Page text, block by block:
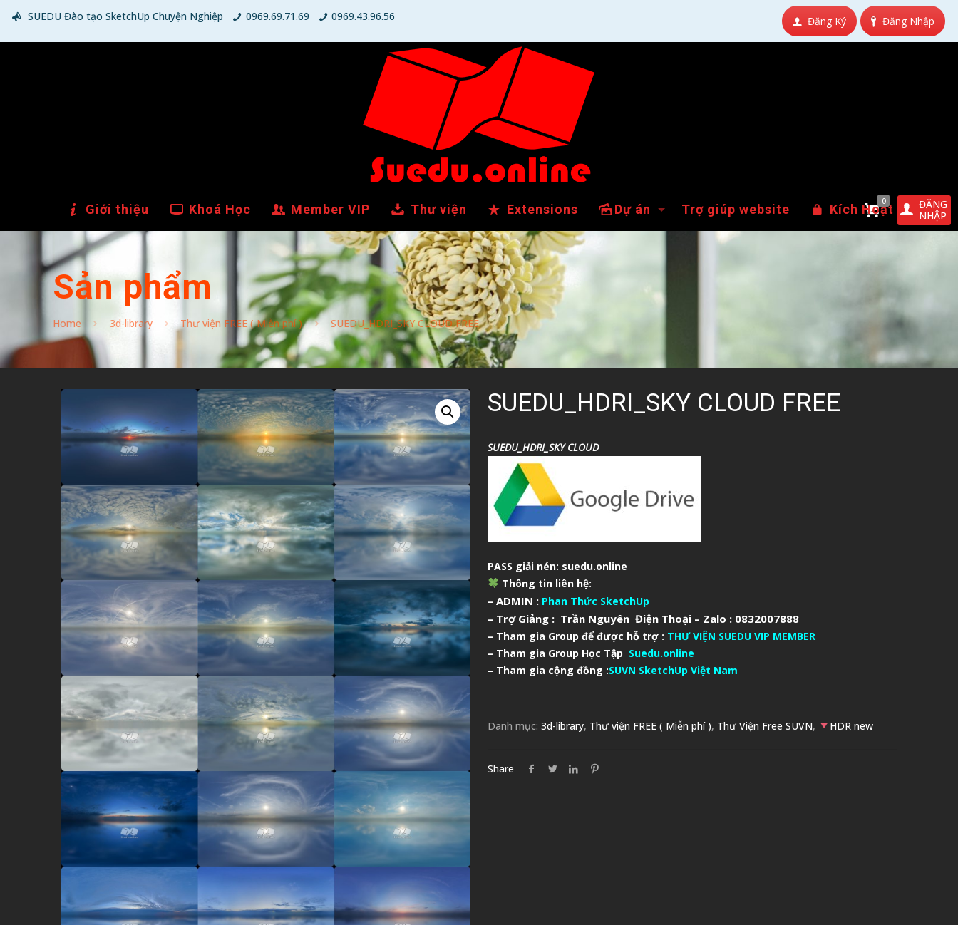
SUEDU Đào tạo SketchUp Chuyện Nghiệp 0969.69.71.69 0969.43.96.56 Đăng Nhập
Đăng Ký
Giới thiệu Khoá Học Member VIP Thư viện Extensions Dự án Trợ giúp website Kích Hoạt
0
ĐĂNG
NHẬP
Sản phẩm
Home 3d-library Thư viện FREE ( Miễn phí ) SUEDU_HDRI_SKY CLOUD FREE
SUEDU_HDRI_SKY CLOUD FREE
SUEDU_HDRI_SKY CLOUD
PASS giải nén: suedu.online
Thông tin liên hệ:
– ADMIN : Phan Thức SketchUp
– Trợ Giảng : Trần Nguyên Điện Thoại – Zalo : 0832007888
– Tham gia Group để được hỗ trợ : THƯ VIỆN SUEDU VIP MEMBER
– Tham gia Group Học Tập Suedu.online
– Tham gia cộng đồng :SUVN SketchUp Việt Nam
Danh mục: 3d-library, Thư viện FREE ( Miễn phí ), Thư Viện Free SUVN, HDR new
Share